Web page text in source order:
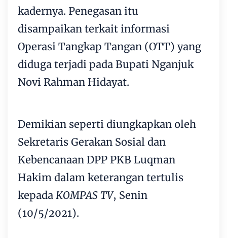
kadernya. Penegasan itu
disampaikan terkait informasi
Operasi Tangkap Tangan (OTT) yang
diduga terjadi pada Bupati Nganjuk
Novi Rahman Hidayat.
Demikian seperti diungkapkan oleh
Sekretaris Gerakan Sosial dan
Kebencanaan DPP PKB Luqman
Hakim dalam keterangan tertulis
kepada KOMPAS TV, Senin
(10/5/2021).